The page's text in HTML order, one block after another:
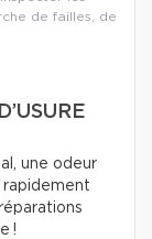
de failles, de
une odeur
rapidement
!